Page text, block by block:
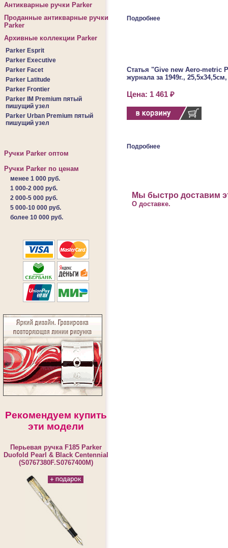
Антикварные ручки Parker
Проданные антикварные ручки
Parker
Архивные коллекции Parker
Parker Esprit
Parker Executive
Parker Facet
Parker Latitude
Parker Frontier
Parker IM Premium пятый
пишущий узел
Parker Urban Premium пятый
пишущий узел
Ручки Parker оптом
Ручки Parker по ценам
менее 1 000 руб.
1 000-2 000 руб.
2 000-5 000 руб.
5 000-10 000 руб.
более 10 000 руб.
Рекомендуем купить
эти модели
Перьевая ручка F185 Parker
Duofold Pearl & Black Centennial
(S0767380F.S0767400M)
Подробнее
Статья "Give new Aero-metric
журнала за 1949г., 25,5х34,5см,
Цена: 1 461 ₽
Подробнее
Мы быстро доставим
О доставке.